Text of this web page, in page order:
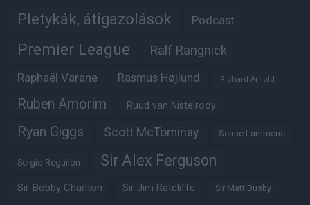
Pletykák, átigazolások Podcast
Premier League Ralf Rangnick
Raphaël Varane Rasmus Højlund Richard Arnold
Ruben Amorim Ruud van Nistelrooy
Ryan Giggs Scott McTominay Senne Lammens
Sergio Reguilon Sir Alex Ferguson
Sir Bobby Charlton Sir Jim Ratcliffe Sir Matt Busby